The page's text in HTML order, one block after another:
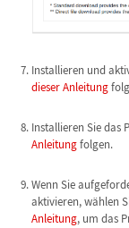
Installieren und
dieser Anleitung
Installieren Sie das
Anleitungfolgen.
Wenn Sie
aktivieren, wählen
Anleitung, um das